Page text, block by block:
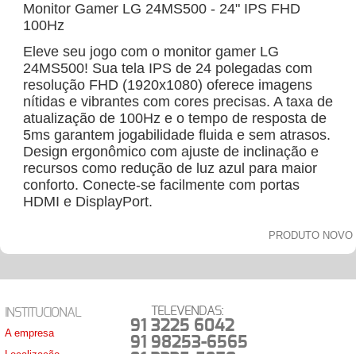
Monitor Gamer LG 24MS500 - 24" IPS FHD
100Hz
Eleve seu jogo com o monitor gamer LG
24MS500! Sua tela IPS de 24 polegadas com
resolução FHD (1920x1080) oferece imagens
nítidas e vibrantes com cores precisas. A taxa de
atualização de 100Hz e o tempo de resposta de
5ms garantem jogabilidade fluida e sem atrasos.
Design ergonômico com ajuste de inclinação e
recursos como redução de luz azul para maior
conforto. Conecte-se facilmente com portas
HDMI e DisplayPort.
PRODUTO NOVO
INSTITUCIONAL
A empresa
TELEVENDAS:
91 3225 6042
91 98253-6565